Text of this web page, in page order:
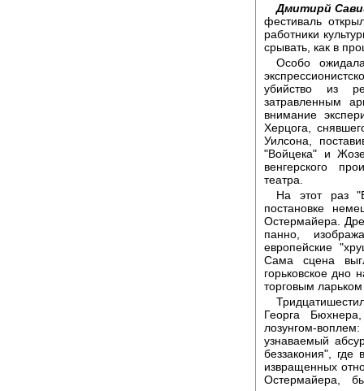
Дмитирй
фестиваль
работники
срывать, как в
Особо
убийство из
затравленным
внимание
Херцога,
Уилсона,
"Войцека" и
венгерского
театра.
На этот раз
постановке
Остермайера.
панно,
европейские
Сама сцена
горьковское дно
торговым
Георга
лозунгом-
узнаваемый
беззакония", где
извращенных
Остермайера,